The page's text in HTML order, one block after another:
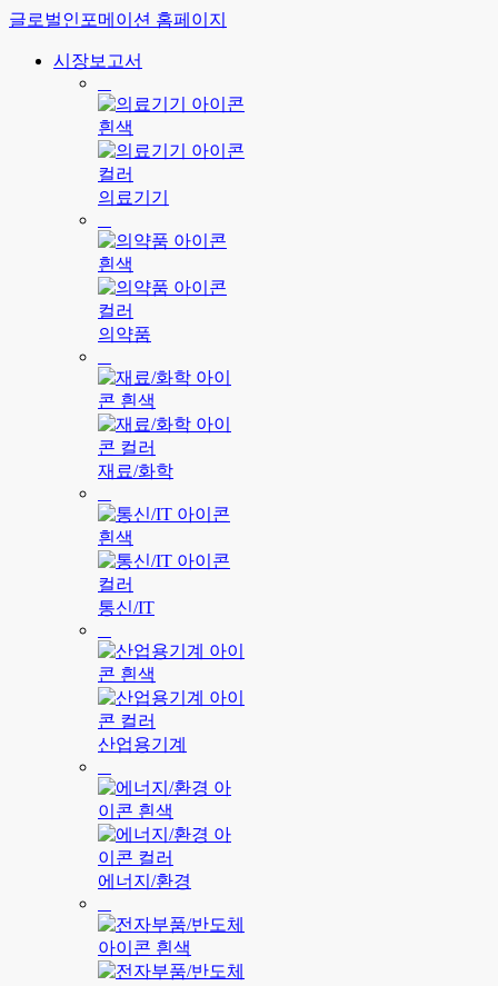
글로벌인포메이션 홈페이지
시장보고서
의료기기
의약품
재료/화학
통신/IT
산업용기계
에너지/환경